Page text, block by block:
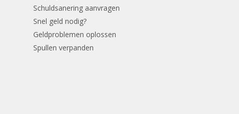
Schuldsanering aanvragen
Snel geld nodig?
Geldproblemen oplossen
Spullen verpanden